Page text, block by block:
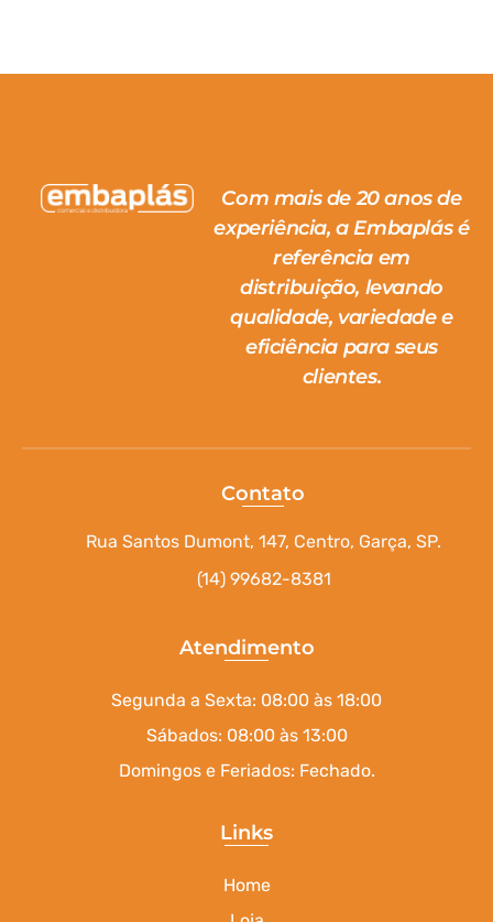
Com mais de 20 anos de
experiência, a Embaplás é
referência em
distribuição, levando
qualidade, variedade e
eficiência para seus
clientes.
Contato
Rua Santos Dumont, 147, Centro, Garça, SP.
(14) 99682-8381
Atendimento
Segunda a Sexta: 08:00 às 18:00
Sábados: 08:00 às 13:00
Domingos e Feriados: Fechado.
Links
Home